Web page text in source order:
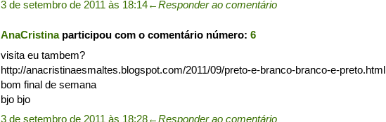
3 de setembro de 2011 às 18:14←Responder ao comentário
AnaCristinaparticipou com o comentário número: 6
visita eu tambem?
http://anacristinaesmaltes.blogspot.com/2011/09/preto-e-branco-branco-e-preto.html
bom final de semana
bjo bjo
3 de setembro de 2011 às 18:28←Responder ao comentário